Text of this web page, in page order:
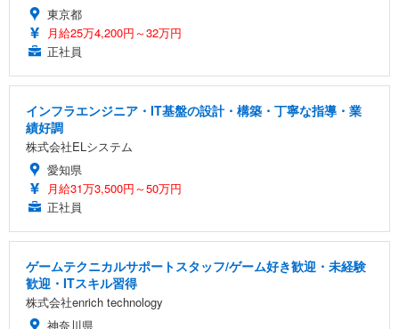
東京都
月給25万4,200円～32万円
正社員
インフラエンジニア・IT基盤の設計・構築・丁寧な指導・業
績好調
株式会社ELシステム
愛知県
月給31万3,500円～50万円
正社員
ゲームテクニカルサポートスタッフ/ゲーム好き歓迎・未経験
歓迎・ITスキル習得
株式会社enrich technology
神奈川県